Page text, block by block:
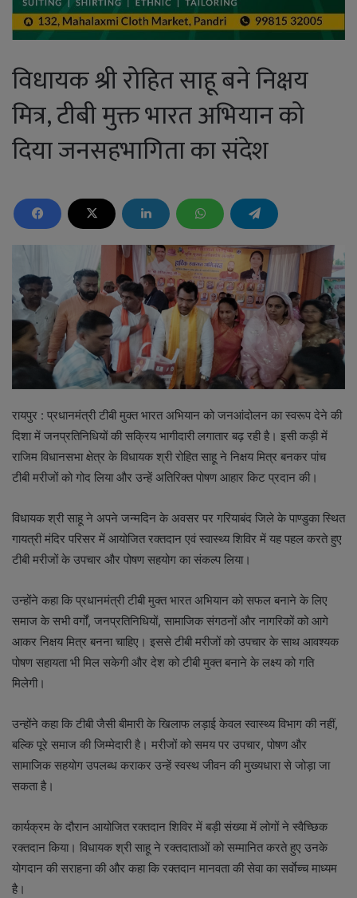
विधायक श्री रोहित साहू बने निक्षय
मित्र, टीबी मुक्त भारत अभियान को
दिया जनसहभागिता का संदेश
रायपुर : प्रधानमंत्री टीबी मुक्त भारत अभियान को जनआंदोलन का स्वरूप देने की
दिशा में जनप्रतिनिधियों की सक्रिय भागीदारी लगातार बढ़ रही है। इसी कड़ी में
राजिम विधानसभा क्षेत्र के विधायक श्री रोहित साहू ने निक्षय मित्र बनकर पांच
टीबी मरीजों को गोद लिया और उन्हें अतिरिक्त पोषण आहार किट प्रदान की।
विधायक श्री साहू ने अपने जन्मदिन के अवसर पर गरियाबंद जिले के पाण्डुका स्थित
गायत्री मंदिर परिसर में आयोजित रक्तदान एवं स्वास्थ्य शिविर में यह पहल करते हुए
टीबी मरीजों के उपचार और पोषण सहयोग का संकल्प लिया।
उन्होंने कहा कि प्रधानमंत्री टीबी मुक्त भारत अभियान को सफल बनाने के लिए
समाज के सभी वर्गों, जनप्रतिनिधियों, सामाजिक संगठनों और नागरिकों को आगे
आकर निक्षय मित्र बनना चाहिए। इससे टीबी मरीजों को उपचार के साथ आवश्यक
पोषण सहायता भी मिल सकेगी और देश को टीबी मुक्त बनाने के लक्ष्य को गति
मिलेगी।
उन्होंने कहा कि टीबी जैसी बीमारी के खिलाफ लड़ाई केवल स्वास्थ्य विभाग की नहीं,
बल्कि पूरे समाज की जिम्मेदारी है। मरीजों को समय पर उपचार, पोषण और
सामाजिक सहयोग उपलब्ध कराकर उन्हें स्वस्थ जीवन की मुख्यधारा से जोड़ा जा
सकता है।
कार्यक्रम के दौरान आयोजित रक्तदान शिविर में बड़ी संख्या में लोगों ने स्वैच्छिक
रक्तदान किया। विधायक श्री साहू ने रक्तदाताओं को सम्मानित करते हुए उनके
योगदान की सराहना की और कहा कि रक्तदान मानवता की सेवा का सर्वाेच्च माध्यम
है।